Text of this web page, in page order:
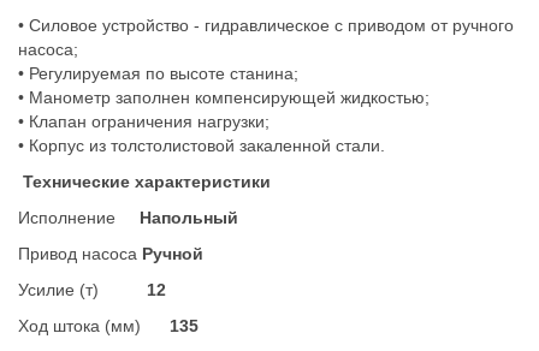
• Силовое устройство - гидравлическое с приводом от ручного
насоса;
• Регулируемая по высоте станина;
• Манометр заполнен компенсирующей жидкостью;
• Клапан ограничения нагрузки;
• Корпус из толстолистовой закаленной стали.
Технические характеристики
Исполнение Напольный
Привод насоса Ручной
Усилие (т) 12
Ход штока (мм) 135